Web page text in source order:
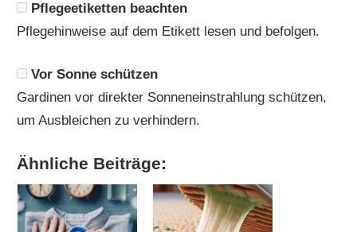
Pflegeetiketten beachten
Pflegehinweise auf dem Etikett lesen und befolgen.
Vor Sonne schützen
Gardinen vor direkter Sonneneinstrahlung schützen,
um Ausbleichen zu verhindern.
Ähnliche Beiträge: